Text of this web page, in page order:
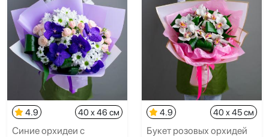
4.9 40 x 46 см
Синие орхидеи с
4.9 40 x 45 см
Букет розовых орхидей